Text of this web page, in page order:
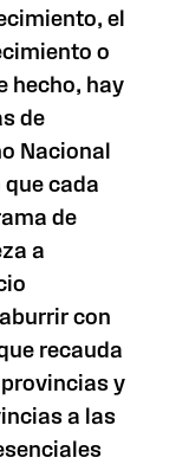
el
o
hecho, hay
de
Nacional
cada
de
a
con
recauda
y
a las